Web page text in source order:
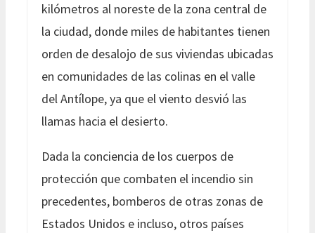
kilómetros al noreste de la zona central de
la ciudad, donde miles de habitantes tienen
orden de desalojo de sus viviendas ubicadas
en comunidades de las colinas en el valle
del Antílope, ya que el viento desvió las
llamas hacia el desierto.
Dada la conciencia de los cuerpos de
protección que combaten el incendio sin
precedentes, bomberos de otras zonas de
Estados Unidos e incluso, otros países